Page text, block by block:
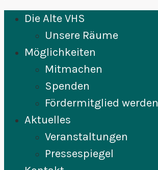
Die Alte VHS
Unsere Räume
Möglichkeiten
Mitmachen
Spenden
Fördermitglied werden
Aktuelles
Veranstaltungen
Pressespiegel